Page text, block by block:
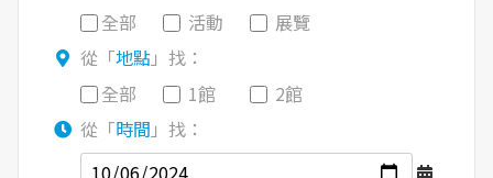
全部
活動
展覽
從「地點」找：
全部
1館
2館
從「時間 」找：